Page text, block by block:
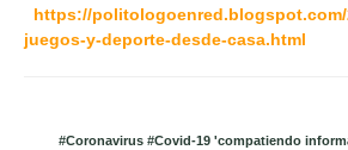
https://politologoenred.blogspot.com/
juegos-y-deporte-desde-casa.html
#Coronavirus #Covid-19 'compatiendo